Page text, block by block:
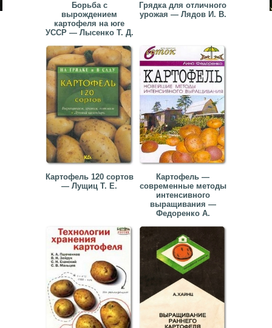
Борьба с
вырождением
картофеля на юге
УССР — Лысенко Т. Д.
Грядка для отличного
урожая — Лядов И. В.
Картофель 120 сортов
— Лущиц Т. Е.
Картофель —
современные методы
интенсивного
выращивания —
Федоренко А.